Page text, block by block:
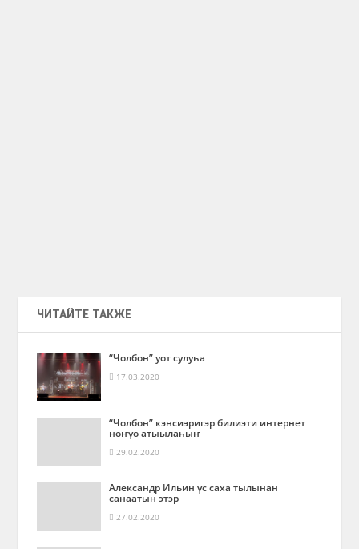
ЧИТАЙТЕ ТАКЖЕ
“Чолбон” уот сулуһа
17.03.2020
“Чолбон” кэнсиэригэр билиэти интернет
нөҥүө атыылаһыҥ
29.02.2020
Александр Ильин үс саха тылынан
санаатын этэр
27.02.2020